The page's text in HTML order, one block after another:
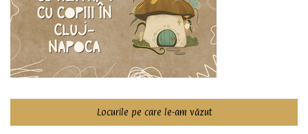
Locurile pe care le-am văzut